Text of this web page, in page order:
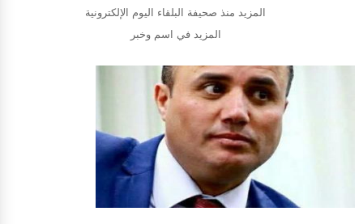
المزيد منذ صحيفة البلقاء اليوم الإلكترونية
المزيد في اسم وخبر